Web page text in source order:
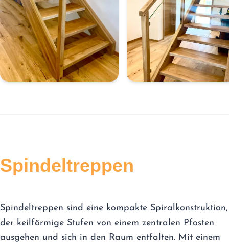
Spindeltreppen
Spindeltreppen sind eine kompakte
der keilförmige Stufen von einem zentralen Pfosten
ausgehen und sich in den Raum entfalten. Mit einem